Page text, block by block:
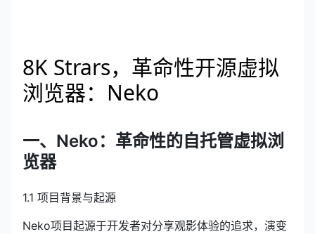
8K Strars，革命性开源虚拟
浏览器：Neko
一、 Neko：革命性的自托管虚拟浏
览器
1.1 项目背景与起源
Neko项目起源于开发者对分享观影体验的追求，演变